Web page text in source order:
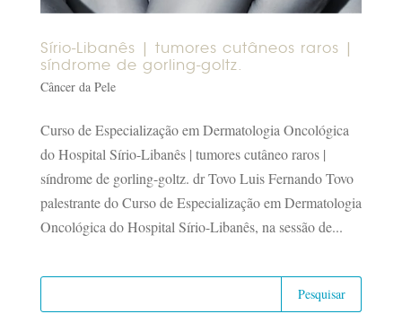
Sírio-Libanês | tumores cutâneos raros |
síndrome de gorling-goltz.
Câncer da Pele
Curso de Especialização em Dermatologia Oncológica
do Hospital Sírio-Libanês | tumores cutâneo raros |
síndrome de gorling-goltz. dr Tovo Luis Fernando Tovo
palestrante do Curso de Especialização em Dermatologia
Oncológica do Hospital Sírio-Libanês, na sessão de...